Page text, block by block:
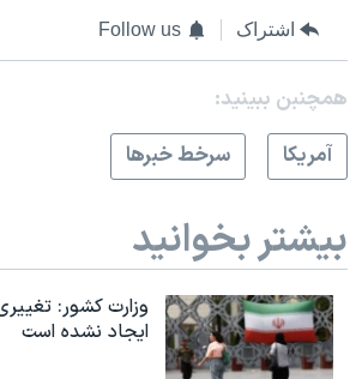
اشتراک Follow us
همچنبن ببینید:
آمريکا
سرخط خبرها
بیشتر بخوانید
وزارت کشور:
ایجاد نشده است